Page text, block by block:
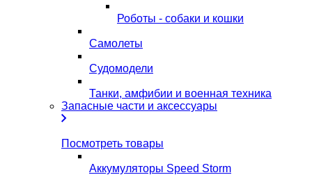
Роботы - собаки и кошки
Самолеты
Судомодели
Танки, амфибии и военная техника
Запасные части и аксессуары
Посмотреть товары
Аккумуляторы Speed Storm